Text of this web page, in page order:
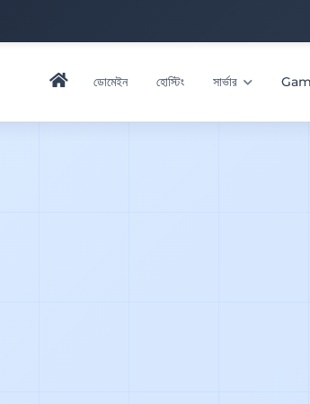
ডোমেইন হোস্টিং সার্ভার